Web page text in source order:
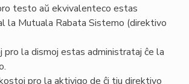
testo aŭ ekvivalenteco estas
la Mutuala Rabata Sistemo (direktivo
pro la dismoj estas administrataj ĉe la
pro la aktivigo de ĉi tiu direktivo